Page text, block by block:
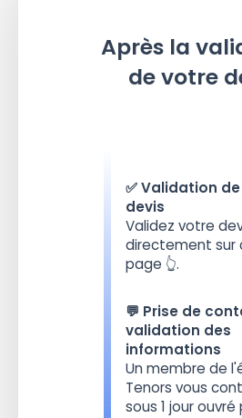
Après la
de votre
✅ Validation
devis
Validez votre
directement sur
page 👆.
💬 Prise de
validation des
informations
Un membre de
Tenors vous
sous 1 jour ouvré